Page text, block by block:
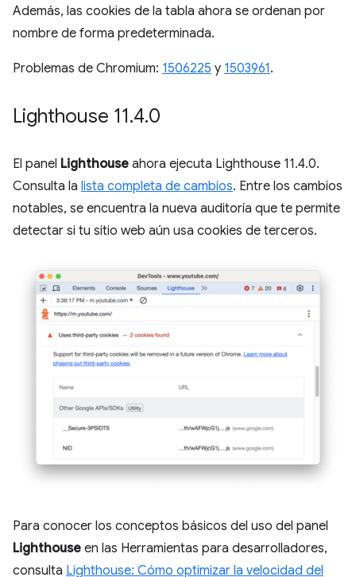
Además, las cookies de la tabla ahora se ordenan por
nombre de forma predeterminada.
Problemas de Chromium: 1506225 y 1503961.
Lighthouse 11.4.0
El panel Lighthouse ahora ejecuta Lighthouse 11.4.0.
Consulta la lista completa de cambios. Entre los cambios
notables, se encuentra la nueva auditoría que te permite
detectar si tu sitio web aún usa cookies de terceros.
Para conocer los conceptos básicos del uso del panel
Lighthouse en las Herramientas para desarrolladores,
consulta Lighthouse: Cómo optimizar la velocidad del